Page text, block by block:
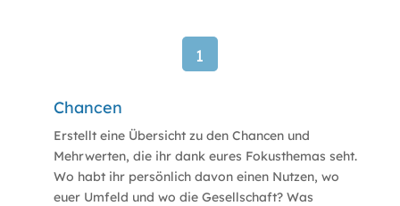
1
Chancen
Erstellt eine Übersicht zu den Chancen und
Mehrwerten, die ihr dank eures Fokusthemas seht.
Wo habt ihr persönlich davon einen Nutzen, wo
euer Umfeld und wo die Gesellschaft? Was